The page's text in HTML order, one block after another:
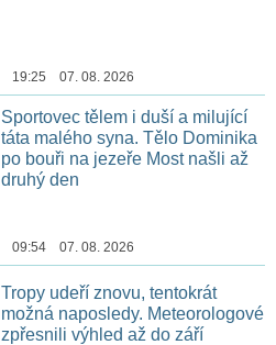
19:25 07. 08. 2026
Sportovec tělem i duší a milující
táta malého syna. Tělo Dominika
po bouři na jezeře Most našli až
druhý den
09:54 07. 08. 2026
Tropy udeří znovu, tentokrát
možná naposledy. Meteorologové
zpřesnili výhled až do září